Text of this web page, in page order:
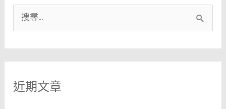
六
則：
吱
吱
喳
的
尋
關
字
近期文章